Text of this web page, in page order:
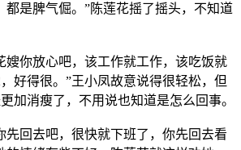
是脾气倔。”陈莲花摇了摇头，不知道
你放心吧，该工作就工作，该吃饭就
好得很。”王小凤故意说得很轻松，但
加消瘦了，不用说也知道是怎么回事。
回去吧，很快就下班了，你先回去看